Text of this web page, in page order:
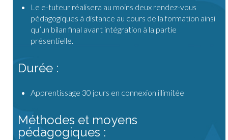
Le e-tuteur réalisera au moins deux rendez-vous
pédagogiques à distance au cours de la formation ainsi
qu’un bilan final avant intégration à la partie
présentielle.
Durée :
Apprentissage 30 jours en connexion illimitée
Méthodes et moyens
pédagogiques :